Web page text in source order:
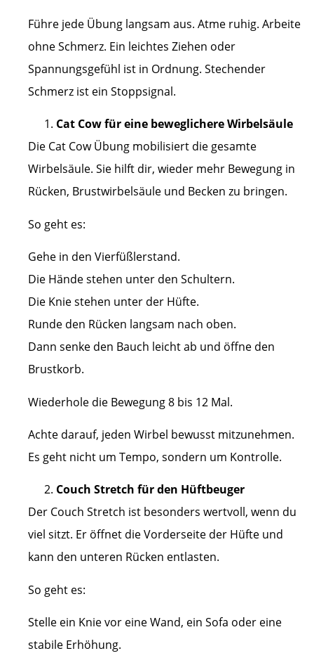
Führe jede Übung langsam aus. Atme ruhig. Arbeite
ohne Schmerz. Ein leichtes Ziehen oder
Spannungsgefühl ist in Ordnung. Stechender
Schmerz ist ein Stoppsignal.
Cat Cow für eine beweglichere Wirbelsäule
Die Cat Cow Übung mobilisiert die gesamte
Wirbelsäule. Sie hilft dir, wieder mehr Bewegung in
Rücken, Brustwirbelsäule und Becken zu bringen.
So geht es:
Gehe in den Vierfüßlerstand.
Die Hände stehen unter den Schultern.
Die Knie stehen unter der Hüfte.
Runde den Rücken langsam nach oben.
Dann senke den Bauch leicht ab und öffne den
Brustkorb.
Wiederhole die Bewegung 8 bis 12 Mal.
Achte darauf, jeden Wirbel bewusst mitzunehmen.
Es geht nicht um Tempo, sondern um Kontrolle.
Couch Stretch für den Hüftbeuger
Der Couch Stretch ist besonders wertvoll, wenn du
viel sitzt. Er öffnet die Vorderseite der Hüfte und
kann den unteren Rücken entlasten.
So geht es:
Stelle ein Knie vor eine Wand, ein Sofa oder eine
stabile Erhöhung.